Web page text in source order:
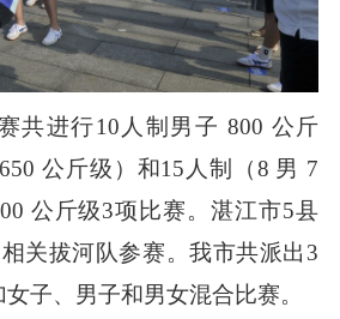
进行10人制男子 800 公斤
公斤级）和15人制（8 男 7
公斤级3项比赛。湛江市5县
相关拔河队参赛。我市共派出3
子、男子和男女混合比赛。